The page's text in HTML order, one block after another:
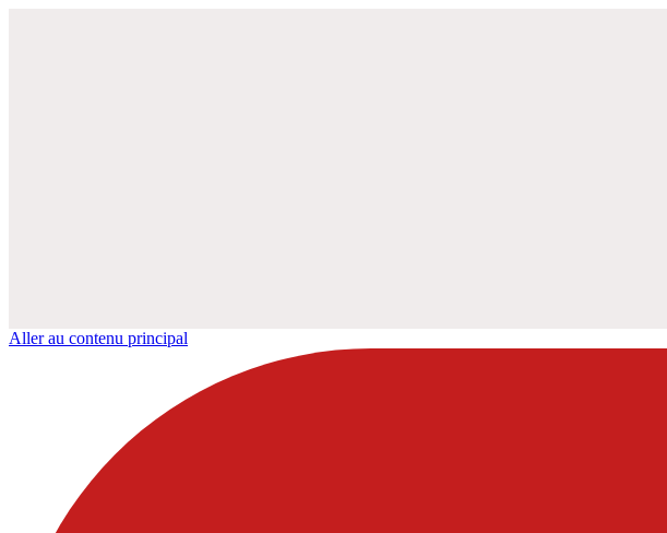
Aller au contenu principal